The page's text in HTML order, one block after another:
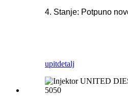
4. Stanje: Potpuno
upitdetalj